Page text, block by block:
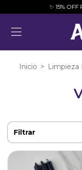
✨ 15% OFF POR
Inicio > Limpieza
Filtrar